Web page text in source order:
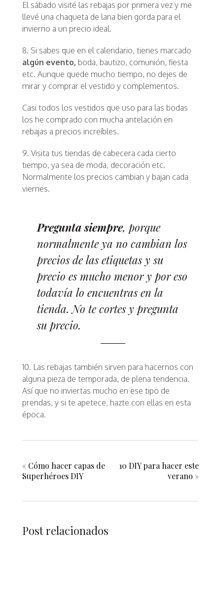
El sábado visité las rebajas por primera vez y me
llevé una chaqueta de lana bien gorda para el
invierno a un precio ideal.
8. Si sabes que en el calendario, tienes marcado
algún evento, boda, bautizo, comunión, fiesta
etc. Aunque quede mucho tiempo, no dejes de
mirar y comprar el vestido y complementos.
Casi todos los vestidos que uso para las bodas
los he comprado con mucha antelación en
rebajas a precios increíbles.
9. Visita tus tiendas de cabecera cada cierto
tiempo, ya sea de moda, decoración etc.
Normalmente los precios cambian y bajan cada
viernes.
Pregunta siempre, porque
normalmente ya no cambian los
precios de las etiquetas y su
precio es mucho menor y por eso
todavía lo encuentras en la
tienda. No te cortes y pregunta
su precio.
10. Las rebajas también sirven para hacernos con
alguna pieza de temporada, de plena tendencia.
Así que no inviertas mucho en ese tipo de
prendas, y si te apetece, hazte con ellas en esta
época.
« Cómo hacer capas de
Superhéroes DIY
10 DIY para hacer este
verano »
Post relacionados